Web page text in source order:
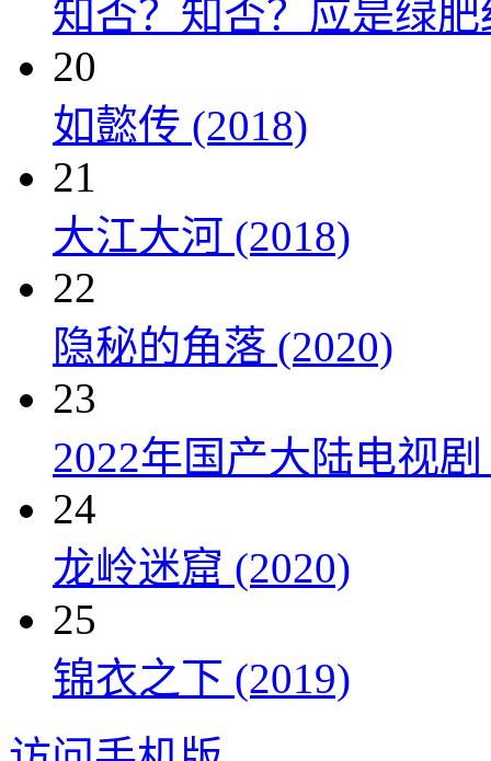
知否？知否？应是绿肥
20
如懿传 (2018)
21
大江大河 (2018)
22
隐秘的角落 (2020)
23
2022年国产大陆电视
24
龙岭迷窟 (2020)
25
锦衣之下 (2019)